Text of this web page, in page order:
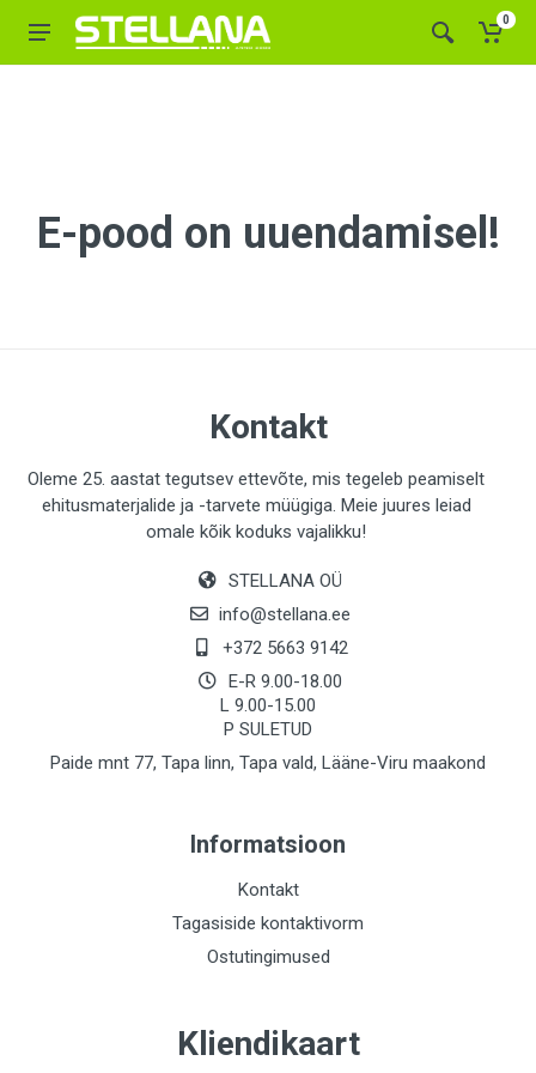
0
E-pood on uuendamisel!
Kontakt
Oleme 25. aastat tegutsev ettevõte, mis tegeleb peamiselt
ehitusmaterjalide ja -tarvete müügiga. Meie juures leiad
omale kõik koduks vajalikku!
STELLANA OÜ
info@stellana.ee
+372 5663 9142
E-R 9.00-18.00
L 9.00-15.00
P SULETUD
Paide mnt 77, Tapa linn, Tapa vald, Lääne-Viru maakond
Informatsioon
Kontakt
Tagasiside kontaktivorm
Ostutingimused
Kliendikaart